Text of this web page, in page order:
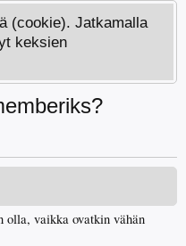
(cookie). Jatkamalla
keksien
vaikka ovatkin vähän